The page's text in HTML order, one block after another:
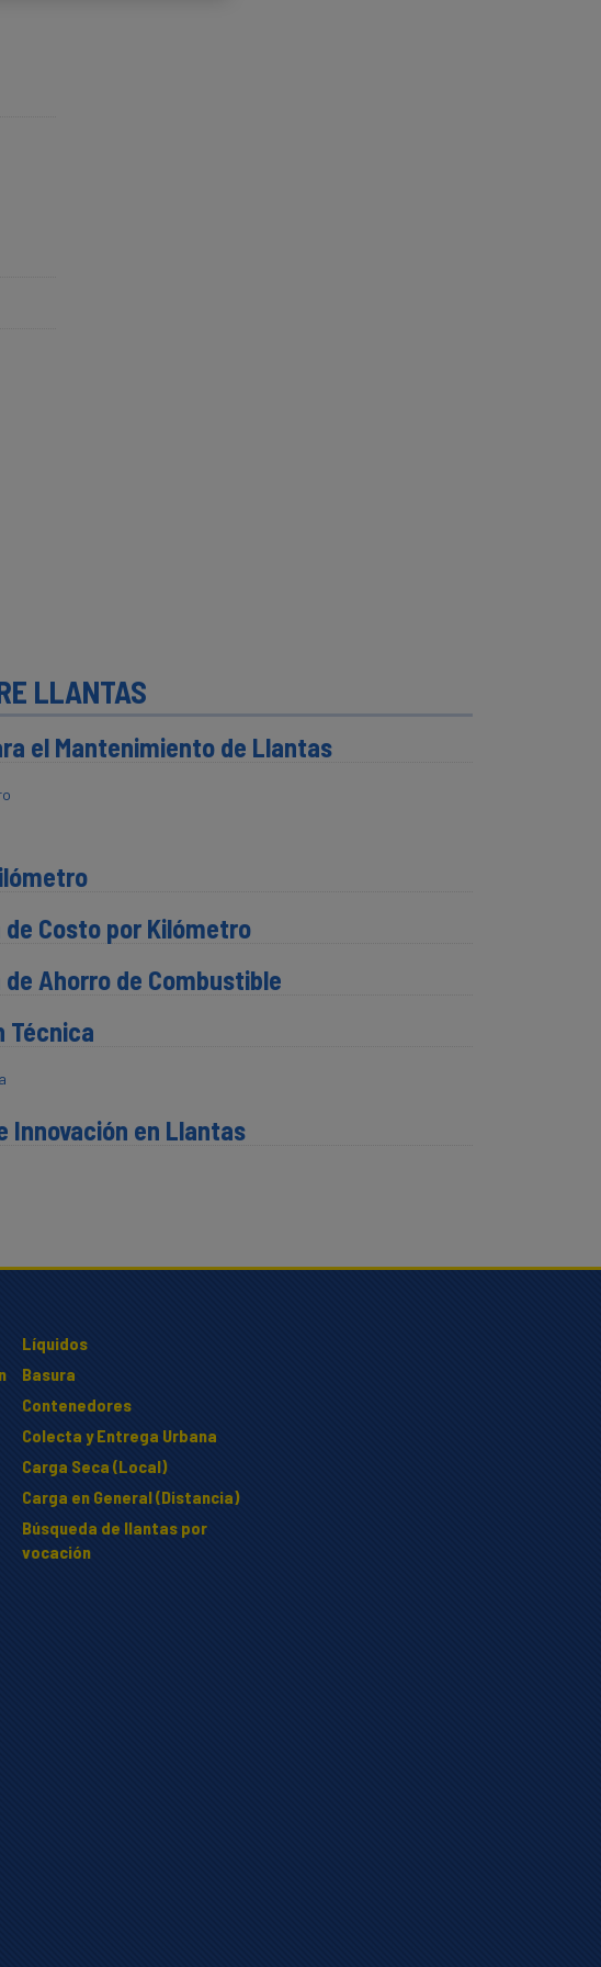
LLANTAS
el Mantenimiento de Llantas
de Costo por Kilómetro
Ahorro de Combustible
Técnica
Innovación en Llantas
Líquidos
Basura
Contenedores
Colecta y Entrega Urbana
Carga Seca (Local)
Carga en General (Distancia)
Búsqueda de llantas por
vocación